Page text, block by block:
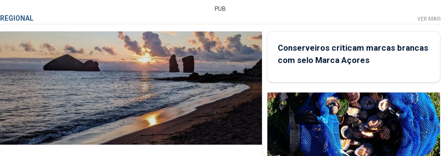
PUB
REGIONAL VER MAIS
Conserveiros criticam marcas brancas
com selo Marca Açores